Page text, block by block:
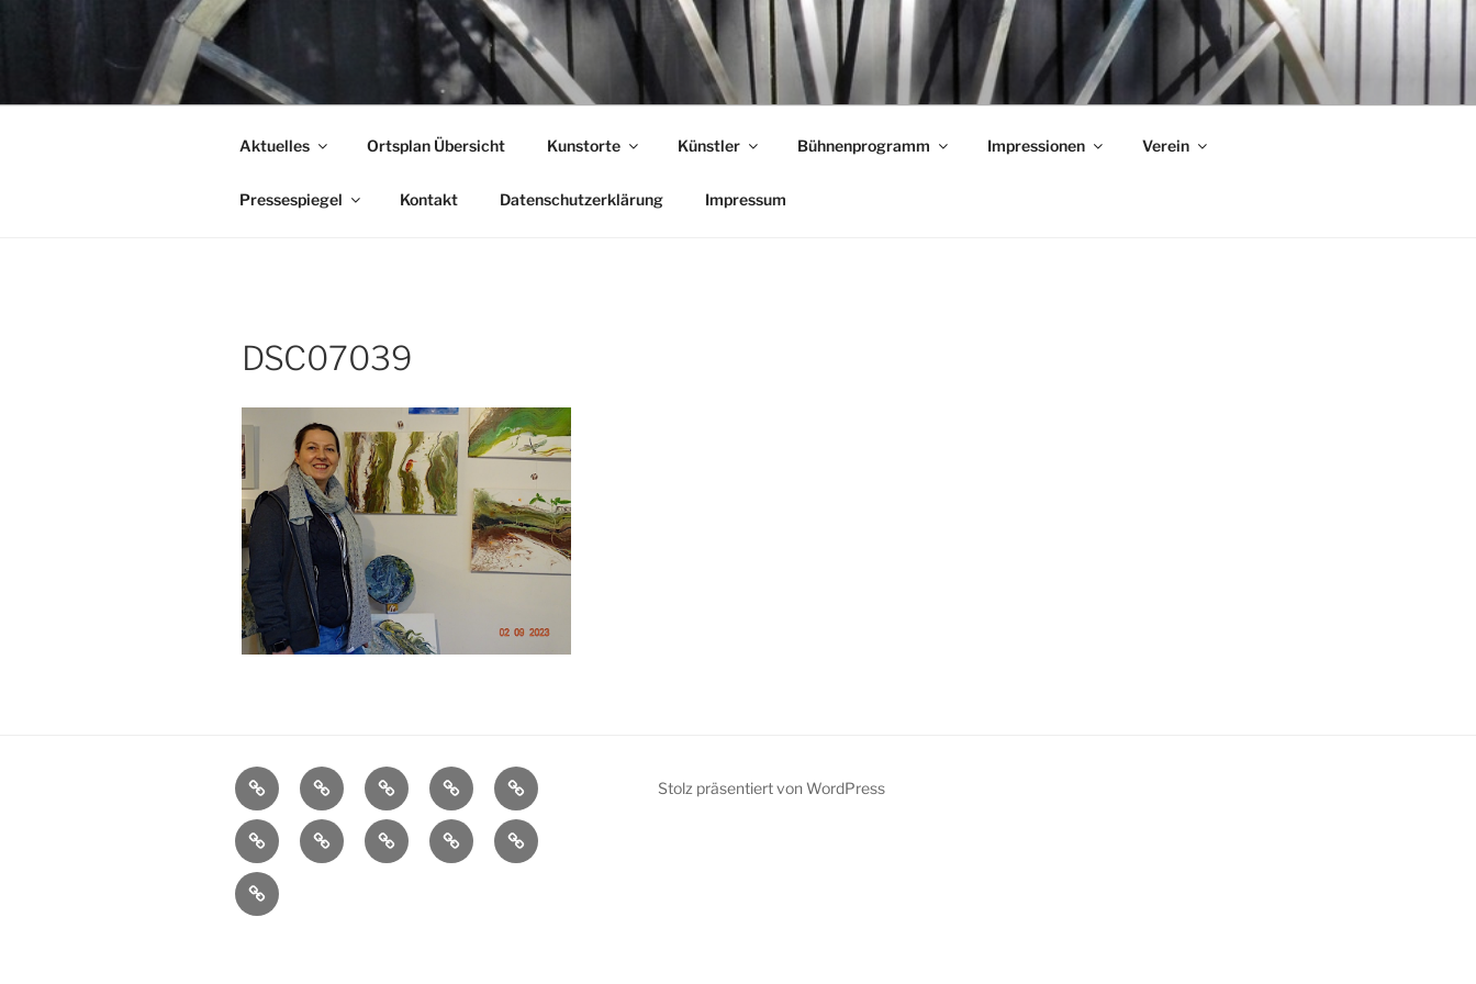
KUNSTFEST GARLSTORF
…Land in Sicht!
Aktuelles Ortsplan Übersicht Kunstorte Künstler Bühnenprogramm Impressionen Verein
Pressespiegel Kontakt Datenschutzerklärung Impressum
DSC07039
AktuellesOrtsplan
Übersicht
KunstorteKünstlerBühnenprogramm
Impressionen
Verein Pressespiegel
Kontakt Datenschutzerklärung
Impressum
Stolz präsentiert von WordPress